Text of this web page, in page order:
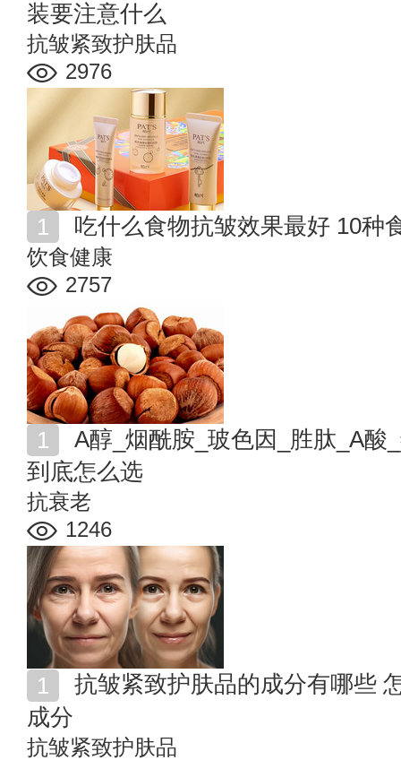
装要注意什么
抗皱紧致护肤品
2976
吃什么食物抗皱效果最好 10种
饮食健康
2757
到底怎么选
抗衰老
1246
成分
抗皱紧致护肤品